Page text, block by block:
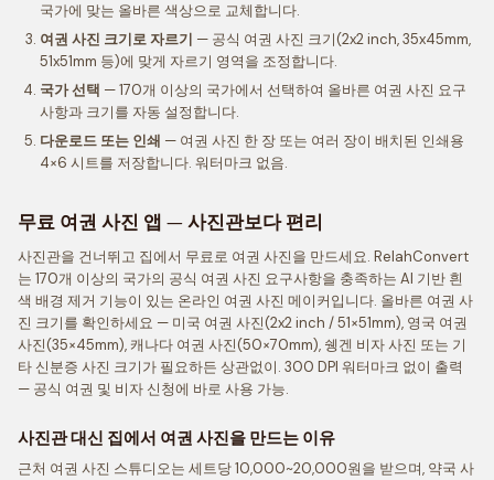
국가에 맞는 올바른 색상으로 교체합니다.
여권 사진 크기로 자르기 — 공식 여권 사진 크기(2x2 inch, 35x45mm,
51x51mm 등)에 맞게 자르기 영역을 조정합니다.
국가 선택 — 170개 이상의 국가에서 선택하여 올바른 여권 사진 요구
사항과 크기를 자동 설정합니다.
다운로드 또는 인쇄 — 여권 사진 한 장 또는 여러 장이 배치된 인쇄용
4×6 시트를 저장합니다. 워터마크 없음.
무료 여권 사진 앱 — 사진관보다 편리
사진관을 건너뛰고 집에서 무료로 여권 사진을 만드세요. RelahConvert
는 170개 이상의 국가의 공식 여권 사진 요구사항을 충족하는 AI 기반 흰
색 배경 제거 기능이 있는 온라인 여권 사진 메이커입니다. 올바른 여권 사
진 크기를 확인하세요 — 미국 여권 사진(2x2 inch / 51×51mm), 영국 여권
사진(35×45mm), 캐나다 여권 사진(50×70mm), 쉥겐 비자 사진 또는 기
타 신분증 사진 크기가 필요하든 상관없이. 300 DPI 워터마크 없이 출력
— 공식 여권 및 비자 신청에 바로 사용 가능.
사진관 대신 집에서 여권 사진을 만드는 이유
근처 여권 사진 스튜디오는 세트당 10,000~20,000원을 받으며, 약국 사